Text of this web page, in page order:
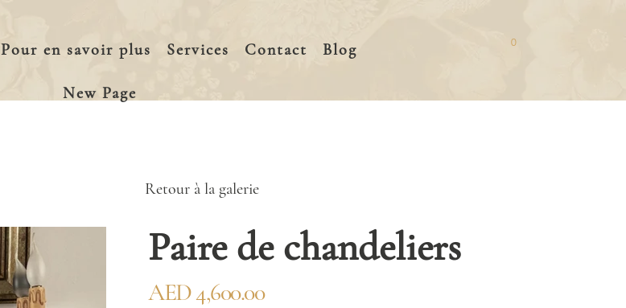
Pour en savoir plus Services Contact Blog
New Page
0
Retour à la galerie
Paire de chandeliers
AED 4,600.00